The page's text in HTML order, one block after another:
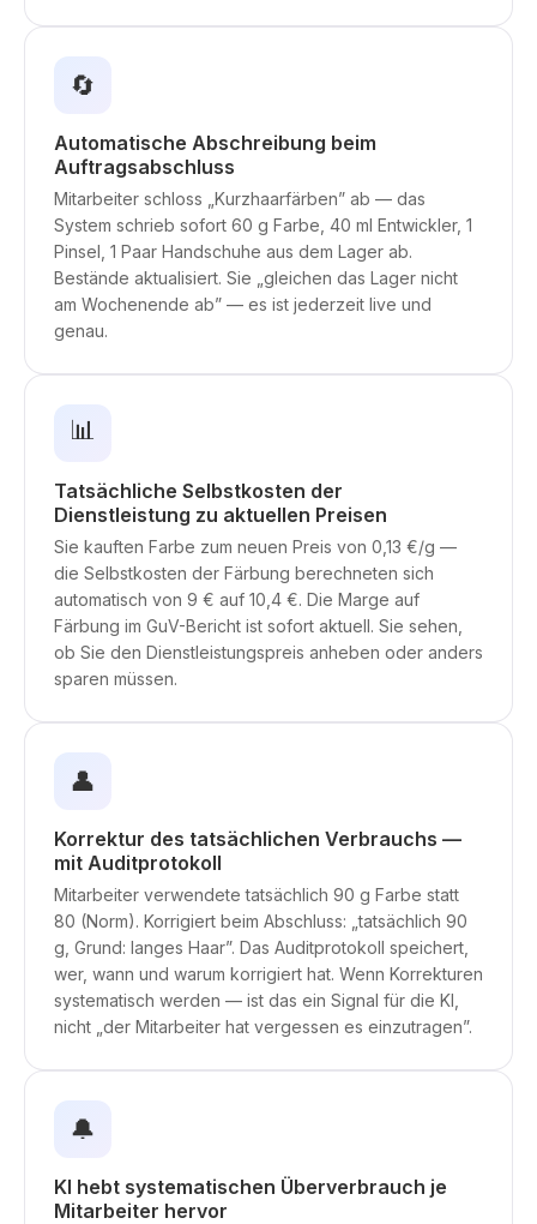
🔄
Automatische Abschreibung beim
Auftragsabschluss
Mitarbeiter schloss „Kurzhaarfärben” ab — das
System schrieb sofort 60 g Farbe, 40 ml Entwickler, 1
Pinsel, 1 Paar Handschuhe aus dem Lager ab.
Bestände aktualisiert. Sie „gleichen das Lager nicht
am Wochenende ab” — es ist jederzeit live und
genau.
📊
Tatsächliche Selbstkosten der
Dienstleistung zu aktuellen Preisen
Sie kauften Farbe zum neuen Preis von 0,13 €/g —
die Selbstkosten der Färbung berechneten sich
automatisch von 9 € auf 10,4 €. Die Marge auf
Färbung im GuV-Bericht ist sofort aktuell. Sie sehen,
ob Sie den Dienstleistungspreis anheben oder anders
sparen müssen.
👤
Korrektur des tatsächlichen Verbrauchs —
mit Auditprotokoll
Mitarbeiter verwendete tatsächlich 90 g Farbe statt
80 (Norm). Korrigiert beim Abschluss: „tatsächlich 90
g, Grund: langes Haar”. Das Auditprotokoll speichert,
wer, wann und warum korrigiert hat. Wenn Korrekturen
systematisch werden — ist das ein Signal für die KI,
nicht „der Mitarbeiter hat vergessen es einzutragen”.
🔔
KI hebt systematischen Überverbrauch je
Mitarbeiter hervor